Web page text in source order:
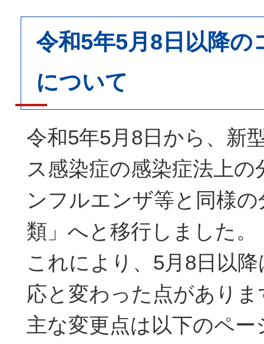
令和5年5月8日以降の
について
令和5年5月8日から、新
ス感染症の感染症法上の
ンフルエンザ等と同様
類」へと移行しました。
これにより、5月8日以
応と変わった点がありま
主な変更点は以下のペ